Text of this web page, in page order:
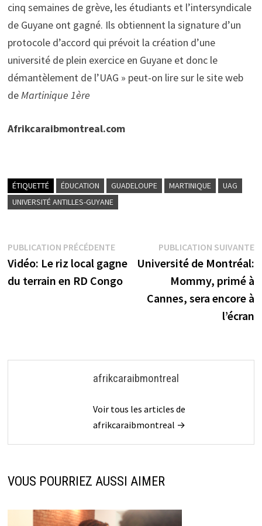
cinq semaines de grève, les étudiants et l’intersyndicale
de Guyane ont gagné. Ils obtiennent la signature d’un
protocole d’accord qui prévoit la création d’une
université de plein exercice en Guyane et donc le
démantèlement de l’UAG » peut-on lire sur le site web
deMartinique 1ère
Afrikcaraibmontreal.com
ÉTIQUETTÉ ÉDUCATION GUADELOUPE MARTINIQUE
UAG
UNIVERSITÉ ANTILLES-GUYANE
Navigation
de
PUBLICATION PRÉCÉDENTEPublication
précédente :
Vidéo: Le riz local gagne
du terrain en RD Congo
PUBLICATION SUIVANTE
Université de Montréal:
Mommy, primé à
Cannes, sera encore à
l’écran
afrikcaraibmontreal
Voir tous les articles de
afrikcaraibmontreal →
VOUS POURRIEZ AUSSI AIMER